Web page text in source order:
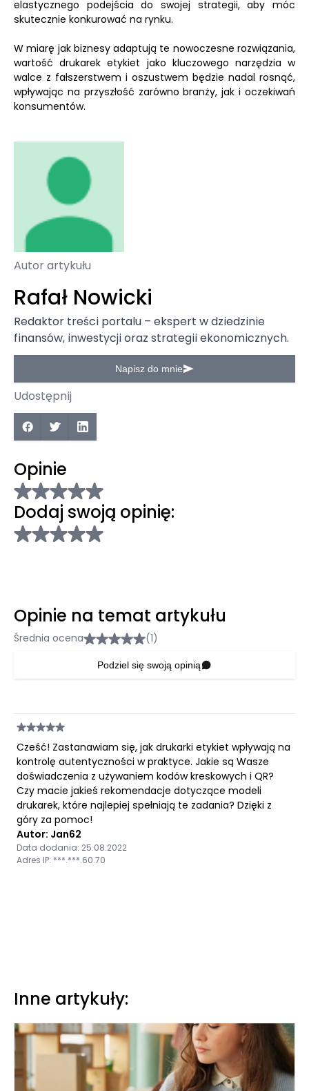
elastycznego podejścia do swojej strategii, aby móc
skutecznie konkurować na rynku.
W miarę jak biznesy adaptują te nowoczesne rozwiązania,
wartość drukarek etykiet jako kluczowego narzędzia w
walce z fałszerstwem i oszustwem będzie nadal rosnąć,
wpływając na przyszłość zarówno branży, jak i oczekiwań
konsumentów.
Autor artykułu
Rafał Nowicki
Redaktor treści portalu – ekspert w dziedzinie
finansów, inwestycji oraz strategii ekonomicznych.
Napisz do mnie
Udostępnij
Opinie
Dodaj swoją opinię:
Opinie na temat artykułu
Średnia ocena (1)
Podziel się swoją opinią
Cześć! Zastanawiam się, jak drukarki etykiet wpływają na
kontrolę autentyczności w praktyce. Jakie są Wasze
doświadczenia z używaniem kodów kreskowych i QR?
Czy macie jakieś rekomendacje dotyczące modeli
drukarek, które najlepiej spełniają te zadania? Dzięki z
góry za pomoc!
Autor: Jan62
Data dodania: 25.08.2022
Adres IP: ***.***.60.70
Inne artykuły: